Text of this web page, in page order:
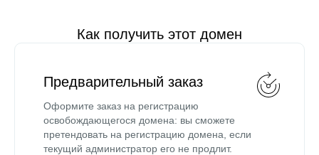
Как получить этот домен
Предварительный заказ
Оформите заказ на регистрацию
освобождающегося домена: вы сможете
претендовать на регистрацию домена, если
текущий администратор его не продлит.